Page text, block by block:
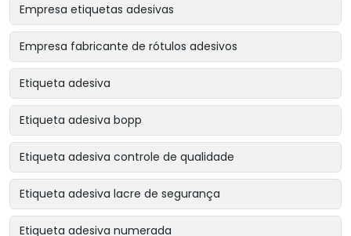
Empresa etiquetas adesivas
Empresa fabricante de rótulos adesivos
Etiqueta adesiva
Etiqueta adesiva bopp
Etiqueta adesiva controle de qualidade
Etiqueta adesiva lacre de segurança
Etiqueta adesiva numerada